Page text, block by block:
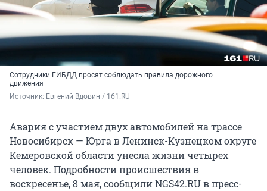
Сотрудники ГИБДД просят соблюдать правила дорожного
движения
Источник: Евгений Вдовин / 161.RU
Авария с участием двух автомобилей на трассе
Новосибирск — Юрга в Ленинск-Кузнецком округе
Кемеровской области унесла жизни четырех
человек. Подробности происшествия в
воскресенье, 8 мая, сообщили NGS42.RU в пресс-